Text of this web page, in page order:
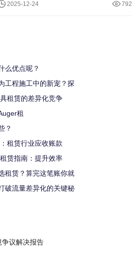
2025-12-24 792
么优点呢？
工程施工中的新宠？探
租赁的差异化竞争
租
？
租赁行业应收账款
赁指南：提升效率
租赁？算完这笔账你就
破流量差异化的关键秘
争议解决报告